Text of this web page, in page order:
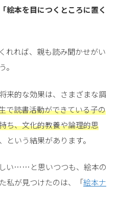
「絵本を目につくところに置く
れれば、親も読み聞かせがい
。
来的な効果は、さまざまな調
で読書活動ができている子の
ち、文化的教養や論理的思
、という結果があります。
い……と思いつつも、絵本の
私が見つけたのは、「絵本ナ